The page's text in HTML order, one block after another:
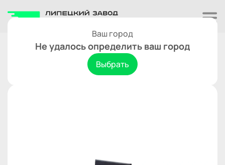
Ваш город
Не удалось определить ваш город
Выбрать
Прицепы к мотоблокам
Прицеп к мотоблоку АЯКС 500